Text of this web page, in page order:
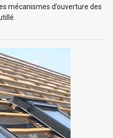
mécanismes d’ouverture des